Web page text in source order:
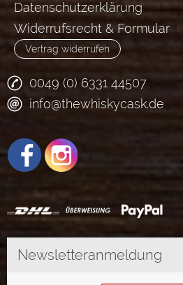
Datenschutzerklärung
Widerrufsrecht & Formular
Vertrag widerrufen
0049 (0) 6331 44507
info@thewhiskycask.de